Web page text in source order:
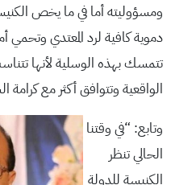
ومسؤوليته أما في ما يخص
دموية كافية لرد المعتدي
تتمسك بهذه الوسلية لأنها
الواقعية وتتوافق أكثر مع
وتابع: “في وقتنا
الحالي تنظر
الكنيسة للدولة